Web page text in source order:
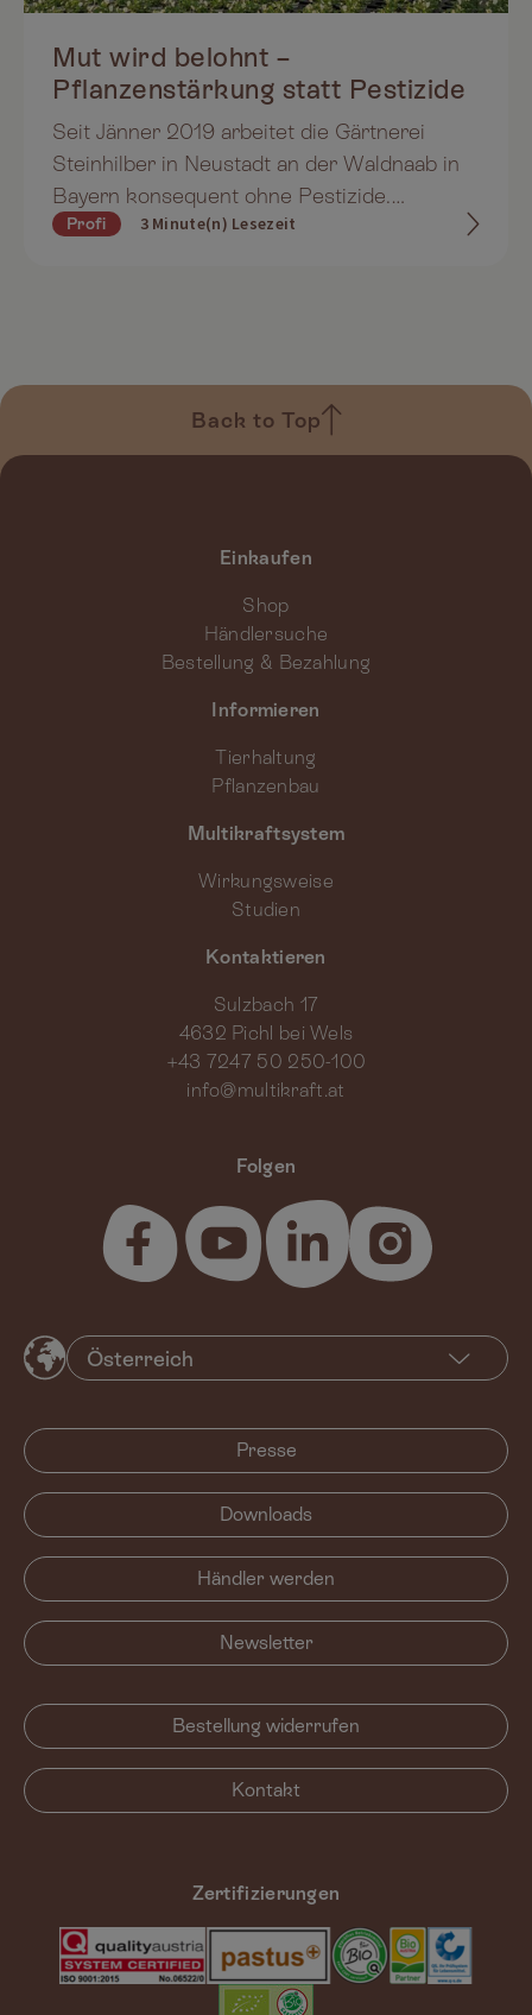
Mut wird belohnt –
Pflanzenstärkung statt Pestizide
Seit Jänner 2019 arbeitet die Gärtnerei
Steinhilber in Neustadt an der Waldnaab in
Bayern konsequent ohne Pestizide.
Änderungen bei der Kulturführung, der
Profi 3 Minute(n) Lesezeit
Back to Top
Folgen
Einkaufen
Shop
Händlersuche
Bestellung & Bezahlung
Informieren
Tierhaltung
Pflanzenbau
Multikraftsystem
Wirkungsweise
Studien
Kontaktieren
Sulzbach 17
4632 Pichl bei Wels
+43 7247 50 250-100
info@multikraft.at
Presse
Downloads
Händler werden
Newsletter
Bestellung widerrufen
Kontakt
Zertifizierungen